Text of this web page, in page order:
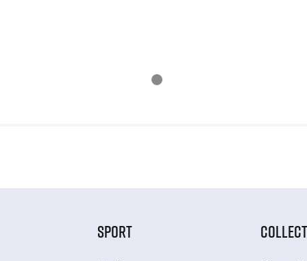
SPORT